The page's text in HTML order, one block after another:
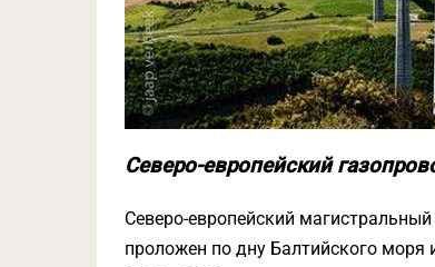
Северо-европейский
Северо-европейский
проложен по дну Балтийского моря